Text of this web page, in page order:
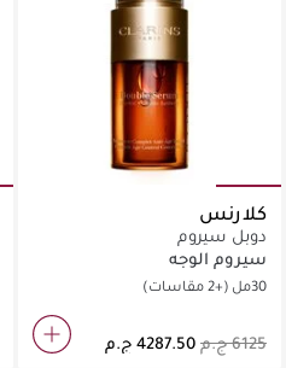
كلارنس
دوبل سيروم
سيروم الوجه
30مل (+2 مقاسات)